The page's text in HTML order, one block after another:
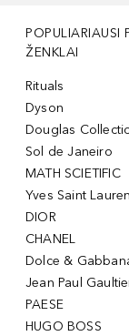
POPULIARIAUSI
ŽENKLAI
Rituals
Dyson
Douglas
Sol de Janeiro
MATH SCIETIFIC
Yves Saint
DIOR
CHANEL
Dolce &
Jean Paul
PAESE
HUGO BOSS